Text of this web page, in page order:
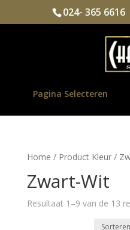
024- 365 6616
Pagina Selecteren
Home / Product Kleur /
Zwart-Wit
Resultaat 1–9 van de 13